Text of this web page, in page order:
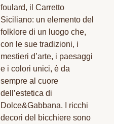
foulard, il Carretto
Siciliano: un elemento del
folklore di un luogo che,
con le sue tradizioni, i
mestieri d’arte, i paesaggi
e i colori unici, è da
sempre al cuore
dell’estetica di
Dolce&Gabbana. I ricchi
decori del bicchiere sono